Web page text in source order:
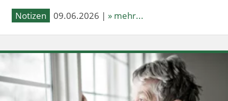
Notizen 09.06.2026 | » mehr...